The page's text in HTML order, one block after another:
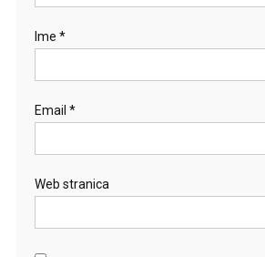
Ime *
Email *
Web stranica